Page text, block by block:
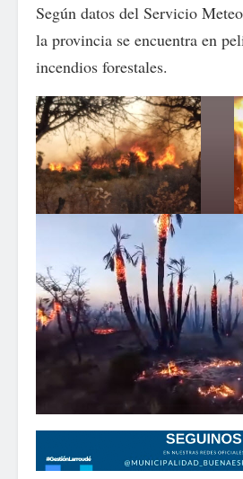
Según datos del Servicio
la provincia se encuentra en
incendios forestales.